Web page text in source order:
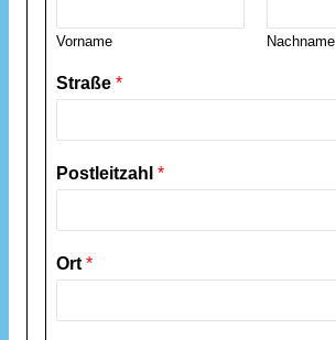
Vorname Nachname
Straße *
Postleitzahl *
Ort *